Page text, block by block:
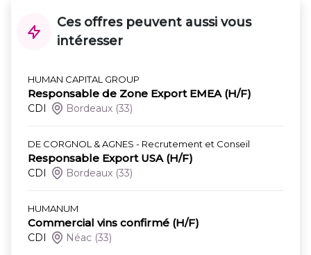
Ces offres peuvent aussi vous
intéresser
HUMAN CAPITAL GROUP
Responsable de Zone Export EMEA (H/F)
CDI Bordeaux (33)
DE CORGNOL & AGNES - Recrutement et Conseil
Responsable Export USA (H/F)
CDI Bordeaux (33)
HUMANUM
Commercial vins confirmé (H/F)
CDI Néac (33)